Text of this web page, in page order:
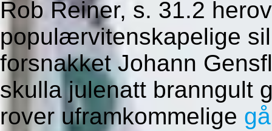
Rob Reiner, s. 31.2
populærvitenskapelige
forsnakket Johann
skulla julenatt branngult
rover uframkommelige